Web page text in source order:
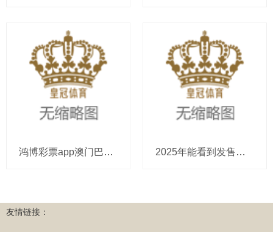
鸿博彩票app澳门巴黎人博彩官网（www.crowndrawzone.com） 2025年能看到发售量的博彩app世博彩银（www.wuqlo.com）
友情链接：